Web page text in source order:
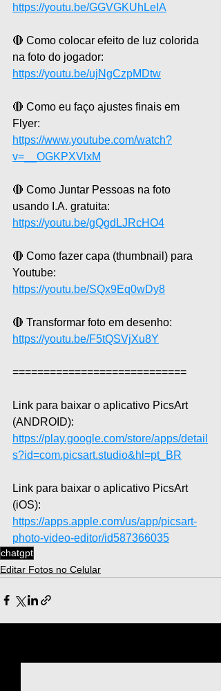
https://youtu.be/GGVGKUhLeIA
🔴 Como colocar efeito de luz colorida
na foto do jogador:
https://youtu.be/ujNgCzpMDtw
🔴 Como eu faço ajustes finais em
Flyer:
https://www.youtube.com/watch?
v=__OGKPXVlxM
🔴 Como Juntar Pessoas na foto
usando I.A. gratuita:
https://youtu.be/gQgdLJRcHO4
🔴 Como fazer capa (thumbnail) para
Youtube:
https://youtu.be/SQx9Eq0wDy8
🔴 Transformar foto em desenho:
https://youtu.be/F5tQSVjXu8Y
============================
Link para baixar o aplicativo PicsArt
(ANDROID):
https://play.google.com/store/apps/detail
s?id=com.picsart.studio&hl=pt_BR
Link para baixar o aplicativo PicsArt
(iOS):
https://apps.apple.com/us/app/picsart-
photo-video-editor/id587366035
chatgpt
Editar Fotos no Celular